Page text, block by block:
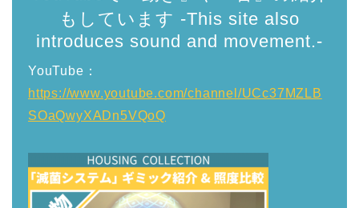
もしています -This site also
introduces sound and movement.-
YouTube：
https://www.youtube.com/channel/UCc37MZLB
SOaQwyXADn5VQoQ